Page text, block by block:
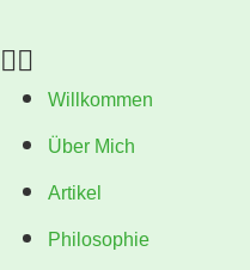
Willkommen
Über Mich
Artikel
Philosophie